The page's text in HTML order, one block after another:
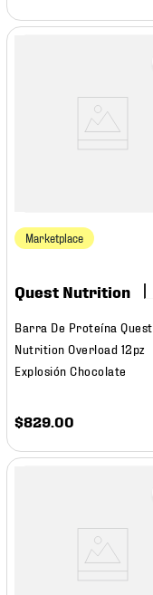
Marketplace
Quest Nutrition
Barra De Proteína Quest
Nutrition Overload 12pz
Explosión Chocolate
$829 .00